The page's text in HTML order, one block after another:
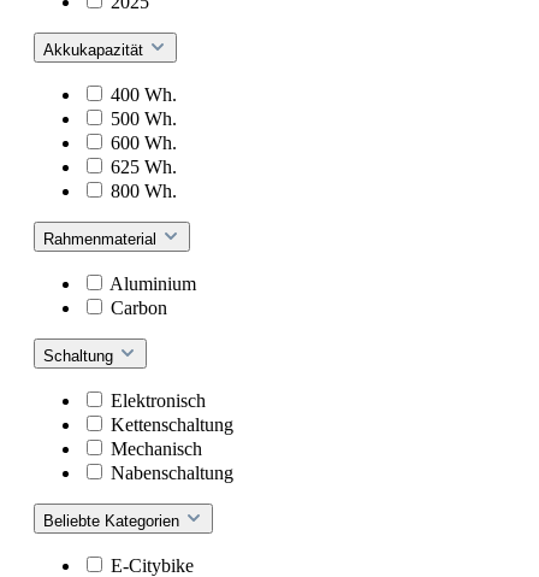
Akkukapazität
400 Wh.
500 Wh.
600 Wh.
625 Wh.
800 Wh.
Rahmenmaterial
Aluminium
Carbon
Schaltung
Elektronisch
Kettenschaltung
Mechanisch
Nabenschaltung
Beliebte Kategorien
E-Citybike